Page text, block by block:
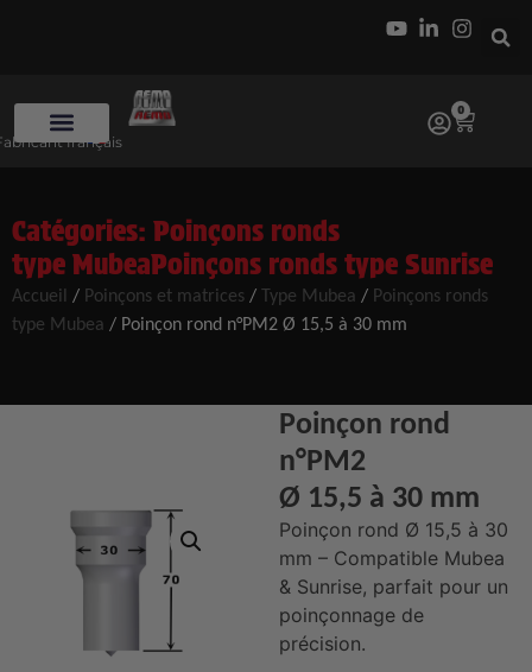
français
0
Catégories: Poinçons ronds
type MubeaPoinçons ronds type Sunrise
Accueil / Poinçons et matrices / Type Mubea / Poinçons ronds
type Mubea / Poinçon rond n°PM2 Ø 15,5 à 30 mm
Poinçon rond
n°PM2
Ø 15,5 à 30 mm
Poinçon rond Ø 15,5 à 30
mm – Compatible Mubea
& Sunrise, parfait pour un
poinçonnage de
précision.